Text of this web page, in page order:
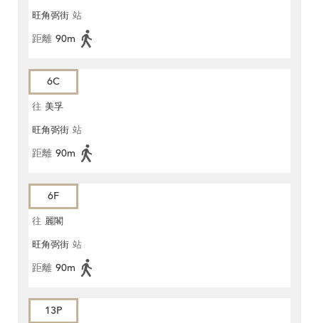
旺角弼街 站
距離 90m
6C
往 美孚
旺角弼街 站
距離 90m
6F
往 麗閣
旺角弼街 站
距離 90m
13P